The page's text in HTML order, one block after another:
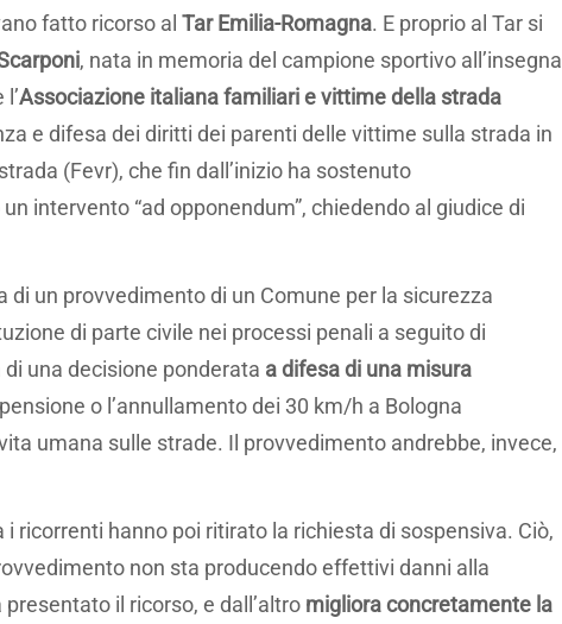
fatto ricorso al Tar Emilia-Romagna. E proprio al Tar si
, nata in memoria del campione sportivo all’insegna
Associazione italiana familiari e vittime della strada
e difesa dei diritti dei parenti delle vittime sulla strada in
(Fevr), che fin dall’inizio ha sostenuto
intervento “ad opponendum”, chiedendo al giudice di
un provvedimento di un Comune per la sicurezza
di parte civile nei processi penali a seguito di
una decisione ponderata a difesa di una misura
o l’annullamento dei 30 km/h a Bologna
umana sulle strade. Il provvedimento andrebbe, invece,
ricorrenti hanno poi ritirato la richiesta di sospensiva. Ciò,
non sta producendo effettivi danni alla
il ricorso, e dall’altro migliora concretamente la